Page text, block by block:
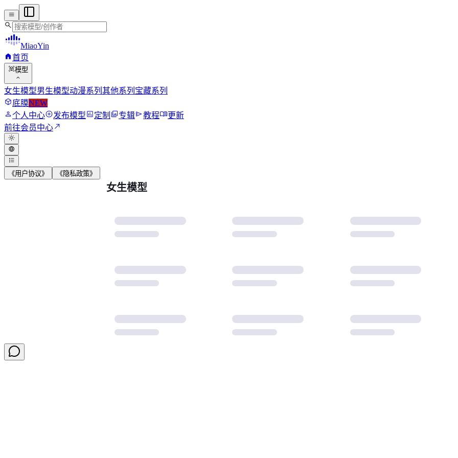
menu
search
MiaoYin
home首页
view_in_ar模型
expand_more
女生模型男生模型动漫系列 其他系列 宝藏系列
deployed_code底膜NEW
person个人中心add_circle发布模型assessment定制 photo_library专辑send教程menu_book更新
前往会员中心north_east
light_mode
language
format_list_bulleted
《用户协议》 《隐私政策》
女生模型